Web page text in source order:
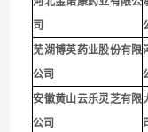
司
芜湖博英药业股份有限
公司
安徽黄山云乐灵芝有限
公司